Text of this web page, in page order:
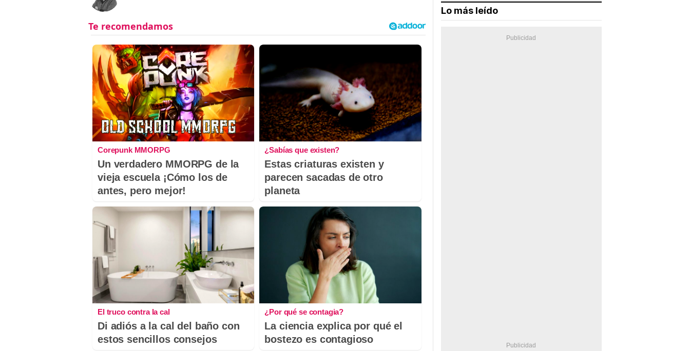
Corepunk MMORPG
Un verdadero MMORPG de la
vieja escuela ¡Cómo los de
antes, pero mejor!
¿Sabías que existen?
Estas criaturas existen y
parecen sacadas de otro
planeta
El truco contra la cal
Di adiós a la cal del baño con
estos sencillos consejos
¿Por qué se contagia?
La ciencia explica por qué el
bostezo es contagioso
Lo más leído